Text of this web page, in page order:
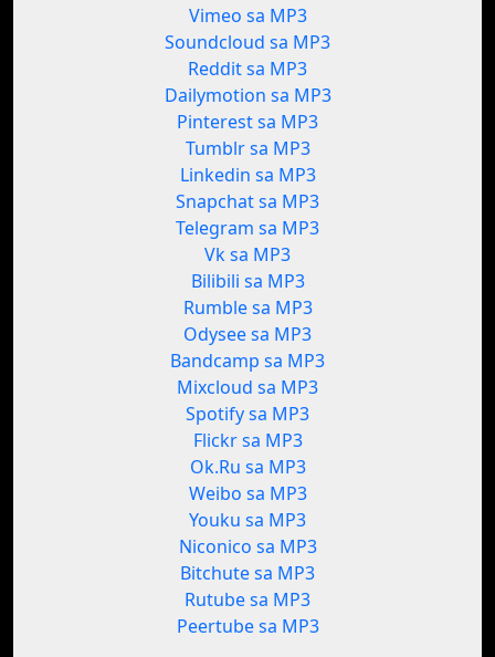
Vimeo sa MP3
Soundcloud sa MP3
Reddit sa MP3
Dailymotion sa MP3
Pinterest sa MP3
Tumblr sa MP3
Linkedin sa MP3
Snapchat sa MP3
Telegram sa MP3
Vk sa MP3
Bilibili sa MP3
Rumble sa MP3
Odysee sa MP3
Bandcamp sa MP3
Mixcloud sa MP3
Spotify sa MP3
Flickr sa MP3
Ok.Ru sa MP3
Weibo sa MP3
Youku sa MP3
Niconico sa MP3
Bitchute sa MP3
Rutube sa MP3
Peertube sa MP3